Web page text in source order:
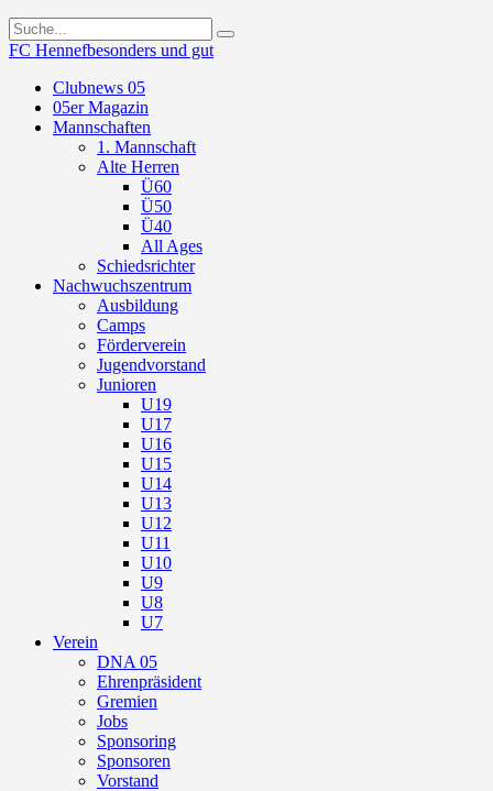
FC Hennefbesonders und gut
Clubnews 05
05er Magazin
Mannschaften
1. Mannschaft
Alte Herren
Ü60
Ü50
Ü40
All Ages
Schiedsrichter
Nachwuchszentrum
Ausbildung
Camps
Förderverein
Jugendvorstand
Junioren
U19
U17
U16
U15
U14
U13
U12
U11
U10
U9
U8
U7
Verein
DNA 05
Ehrenpräsident
Gremien
Jobs
Sponsoring
Sponsoren
Vorstand